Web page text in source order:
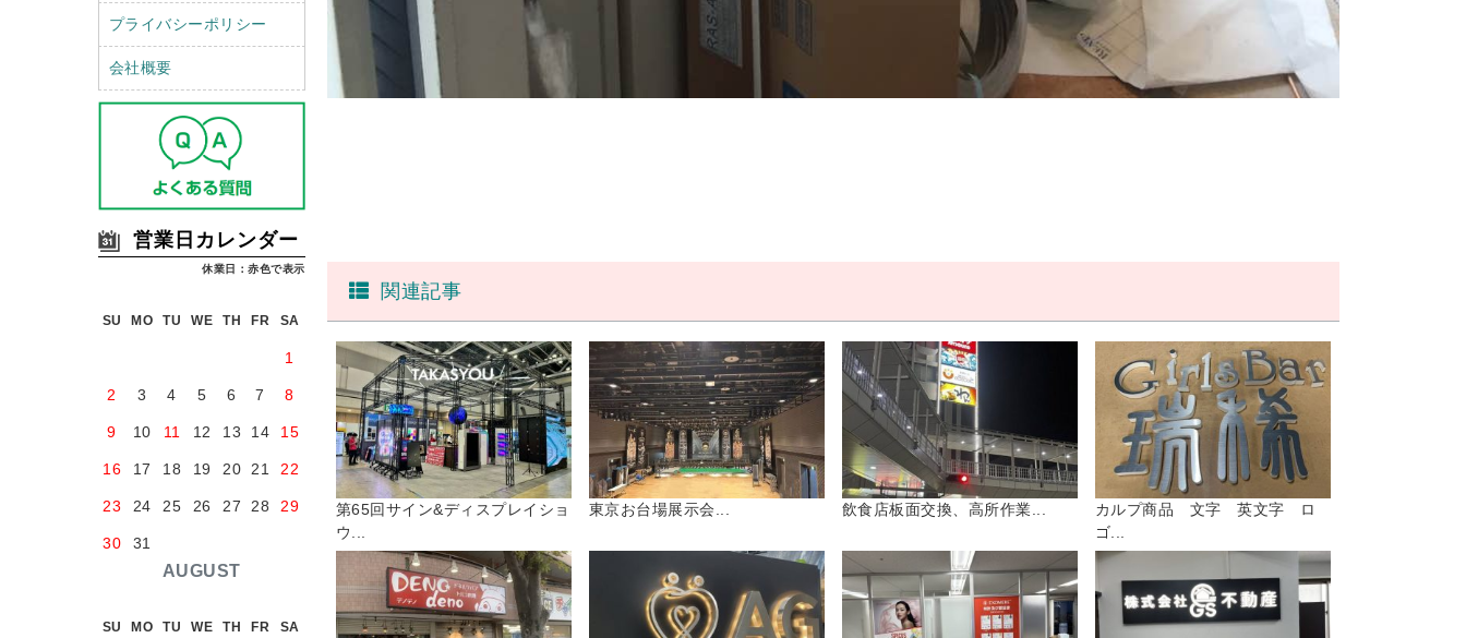
プライバシーポリシー
会社概要
営業日カレンダー
休業日：赤色で表示
AUGUST
SU MO TU WE TH FR SA
1
2 3 4 5 6 7 8
9 10 11 12 13 14 15
16 17 18 19 20 21 22
23 24 25 26 27 28 29
30 31
SU MO TU WE TH FR SA
関連記事
第65回サイン&ディスプレイショ
ウ...
東京お台場展示会... 飲食店板面交換、高所作業...
カルプ商品 文字 英文字 ロ
ゴ...